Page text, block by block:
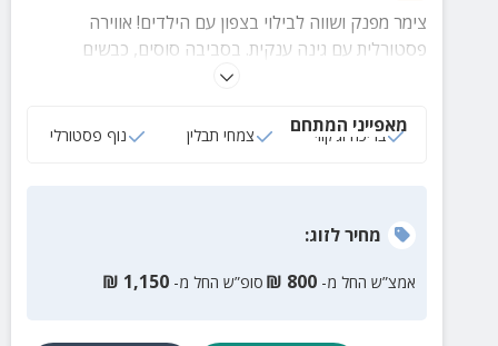
צימר מפנק ושווה לבילוי בצפון עם הילדים! אווירה
פסטורלית עם גינה ענקית. בסביבה סוסים, כבשים
ותרנגולות, בריכה, ג'קוזי רומנטי מהחלומות בלב הגינה
פלטת שבת, מיחם למים חמים ובית כנסת במרחק הליכה.
מאפייני המתחם
בריכה וג‘קוזי צמחי תבלין נוף פסטורלי
מחירלזוג:
אמצ”ש החל מ- 800
₪ סופ”ש החל מ- 1,150
₪